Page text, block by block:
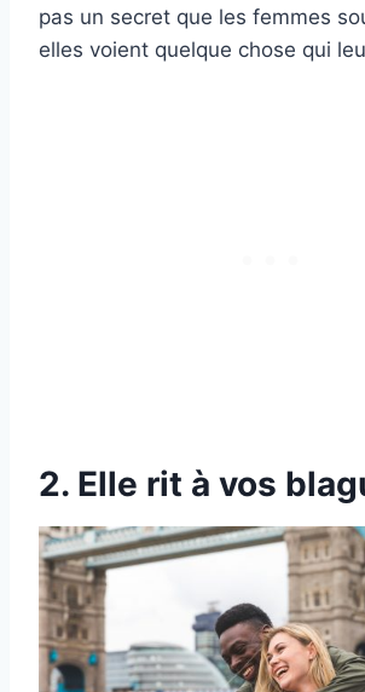
pas un secret que les femmes
elles voient quelque chose qui
2. Elle rit à vos